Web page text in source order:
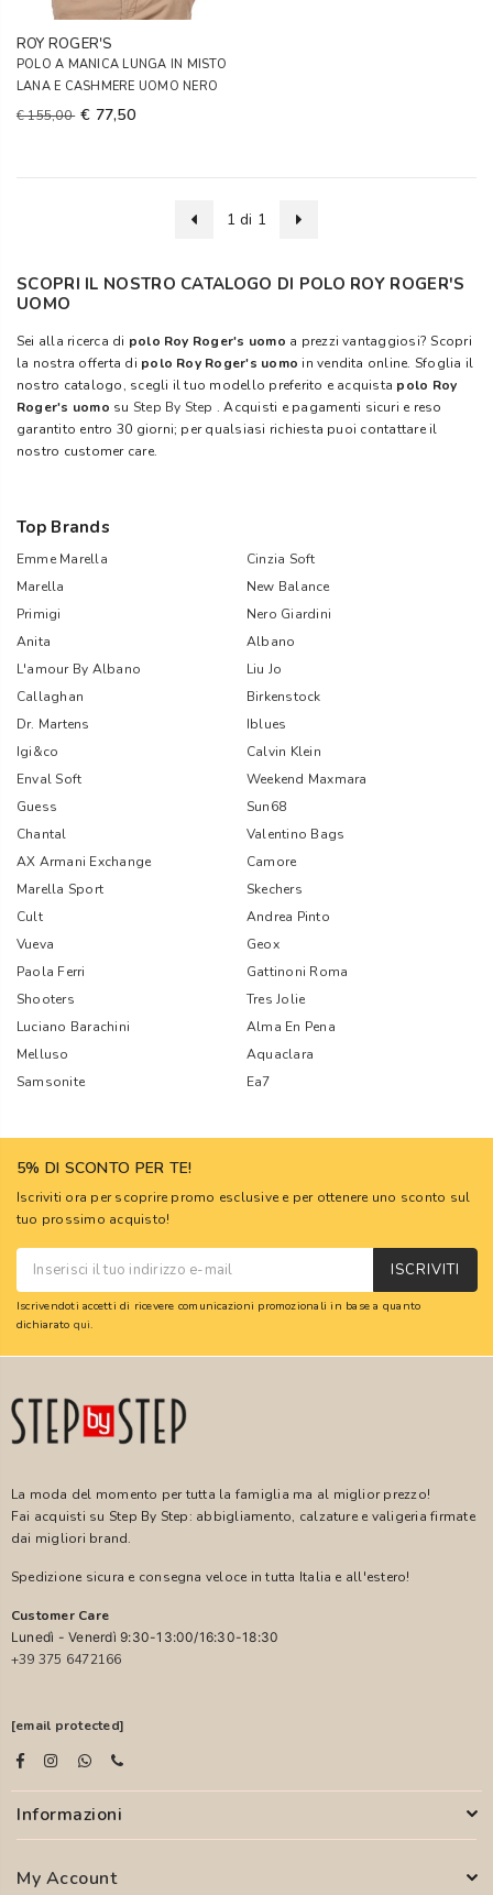
ROY ROGER'S
POLO A MANICA LUNGA IN MISTO
LANA E CASHMERE UOMO NERO
€ 155,00 € 77,50
1 di 1
SCOPRI IL NOSTRO CATALOGO DI POLO ROY ROGER'S
UOMO
Sei alla ricerca di polo Roy Roger's uomo a prezzi vantaggiosi? Scopri
la nostra offerta di polo Roy Roger's uomo in vendita online. Sfoglia il
nostro catalogo, scegli il tuo modello preferito e acquista polo Roy
Roger's uomo su Step By Step . Acquisti e pagamenti sicuri e reso
garantito entro 30 giorni; per qualsiasi richiesta puoi contattare il
nostro customer care.
Top Brands
Emme Marella
Cinzia Soft
Marella
New Balance
Primigi
Nero Giardini
Anita
Albano
L'amour By Albano
Liu Jo
Callaghan
Birkenstock
Dr. Martens
Iblues
Igi&co
Calvin Klein
Enval Soft
Weekend Maxmara
Guess
Sun68
Chantal
Valentino Bags
AX Armani Exchange
Camore
Marella Sport
Skechers
Cult
Andrea Pinto
Vueva
Geox
Paola Ferri
Gattinoni Roma
Shooters
Tres Jolie
Luciano Barachini
Alma En Pena
Melluso
Aquaclara
Samsonite
Ea7
5% DI SCONTO PER TE!
Iscriviti ora per scoprire promo esclusive e per ottenere uno sconto sul
tuo prossimo acquisto!
ISCRIVITI
Iscrivendoti accetti di ricevere comunicazioni promozionali in base a quanto
dichiarato qui.
La moda del momento per tutta la famiglia ma al miglior prezzo!
Fai acquisti su Step By Step: abbigliamento, calzature e valigeria firmate
dai migliori brand.
Spedizione sicura e consegna veloce in tutta Italia e all'estero!
Customer Care
Lunedì - Venerdì 9:30-13:00/16:30-18:30
+39 375 6472166
[email protected]
Informazioni
My Account